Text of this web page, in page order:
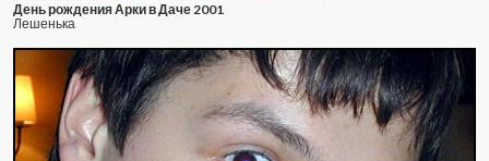
День рождения Арки в Даче 2001
Лешенька